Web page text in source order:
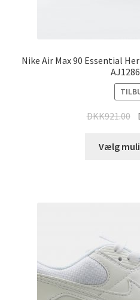
Nike Air Max 90 Essential
DKK921.00
Vælg